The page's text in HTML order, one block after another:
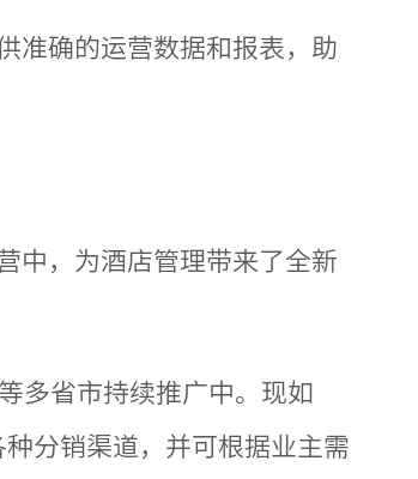
准确的运营数据和报表，助
中，为酒店管理带来了全新
多省市持续推广中。现如
分销渠道，并可根据业主需